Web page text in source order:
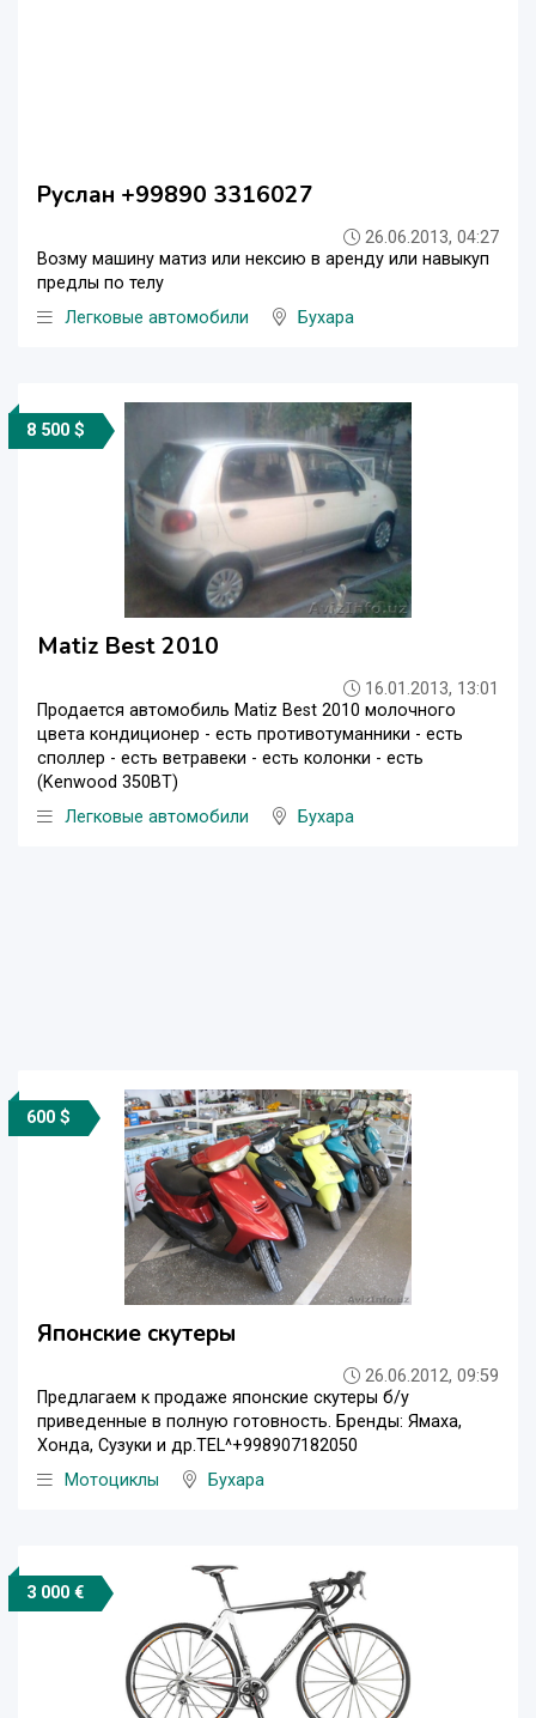
Руслан +99890 3316027
26.06.2013, 04:27
Возму машину матиз или нексию в аренду или навыкуп
предлы по телу
Легковые автомобили
Бухара
8 500 $
Matiz Best 2010
16.01.2013, 13:01
Продается автомобиль Matiz Best 2010 молочного
цвета кондиционер - есть противотуманники - есть
споллер - есть ветравеки - есть колонки - есть
(Kenwood 350ВТ)
Легковые автомобили
Бухара
600 $
Японские скутеры
26.06.2012, 09:59
Предлагаем к продаже японские скутеры б/у
приведенные в полную готовность. Бренды: Ямаха,
Хонда, Сузуки и др.TEL^+998907182050
Мотоциклы
Бухара
3 000 €